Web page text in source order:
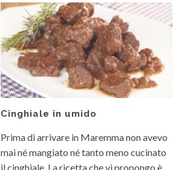
Cinghiale in umido
Prima di arrivare in Maremma non avevo
mai né mangiato né tanto meno cucinato
il cinghiale. La ricetta che vi propongo è